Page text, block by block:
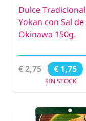
Dulce Tradicional
Yokan con Sal de
Okinawa 150g.
€ 2,75 € 1,75
SIN STOCK